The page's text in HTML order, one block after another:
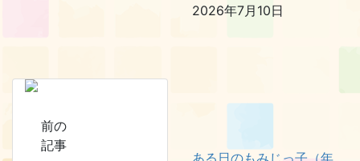
前の
記事
2026年7月10日
ある日のもみじっ子（年